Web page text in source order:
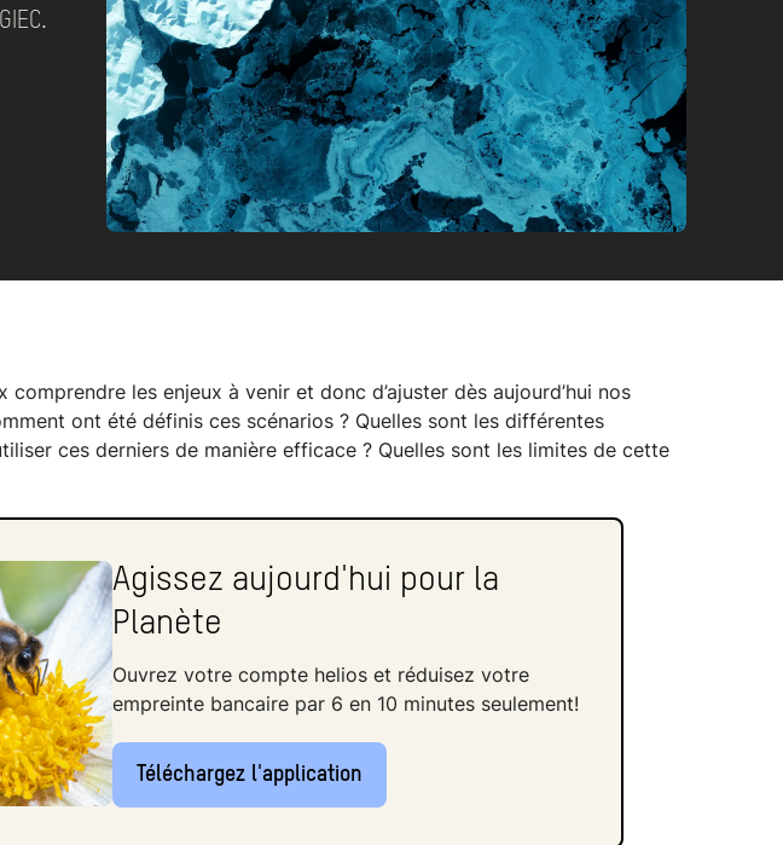
comprendre les enjeux à venir et donc d’ajuster dès aujourd’hui nos
ont été définis ces scénarios ? Quelles sont les différentes
ces derniers de manière efficace ? Quelles sont les limites de cette
Agissez aujourd'hui pour la
Planète
Ouvrez votre compte helios et réduisez votre
empreinte bancaire par 6 en 10 minutes seulement!
Téléchargez l'application